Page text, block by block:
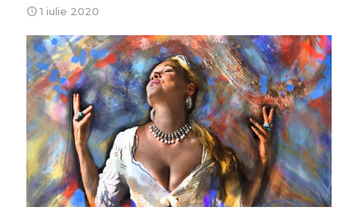
1 iulie 2020